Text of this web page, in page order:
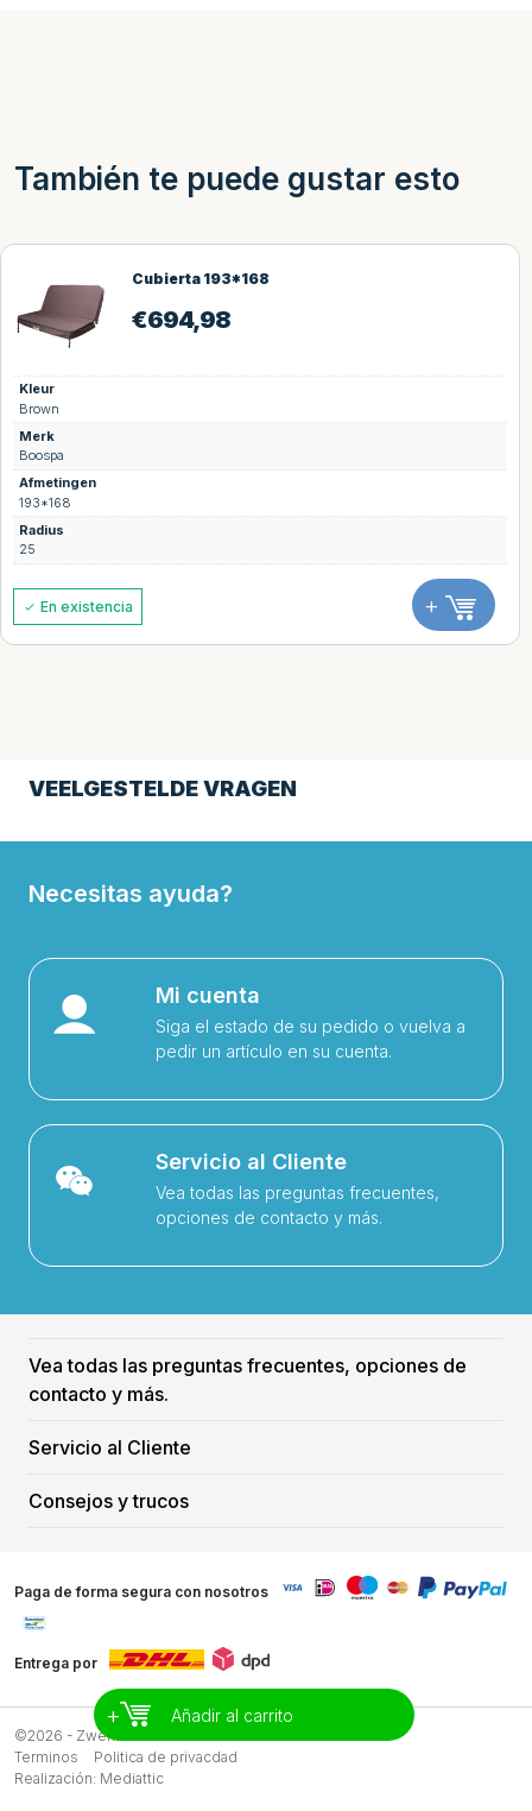
También te puede gustar esto
Cubierta 193*168
€694,98
Kleur
Brown
Merk
Boospa
Afmetingen
193*168
Radius
25
En existencia +
VEELGESTELDE VRAGEN
+ Añadir al carrito
Necesitas ayuda?
Mi cuenta
Siga el estado de su pedido o vuelva a
pedir un artículo en su cuenta.
Servicio al Cliente
Vea todas las preguntas frecuentes,
opciones de contacto y más.
Vea todas las preguntas frecuentes, opciones de
contacto y más.
Servicio al Cliente
Consejos y trucos
Paga de forma segura con nosotros
Entrega por
©2026 - Zwemreus
Terminos
Politica de privacdad
Realización: Mediattic